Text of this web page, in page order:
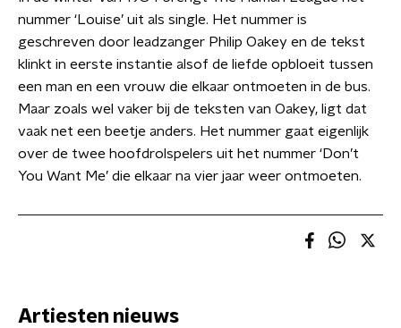
nummer ‘Louise’ uit als single. Het nummer is
geschreven door leadzanger Philip Oakey en de tekst
klinkt in eerste instantie alsof de liefde opbloeit tussen
een man en een vrouw die elkaar ontmoeten in de bus.
Maar zoals wel vaker bij de teksten van Oakey, ligt dat
vaak net een beetje anders. Het nummer gaat eigenlijk
over de twee hoofdrolspelers uit het nummer ‘Don’t
You Want Me’ die elkaar na vier jaar weer ontmoeten.
Artiesten nieuws